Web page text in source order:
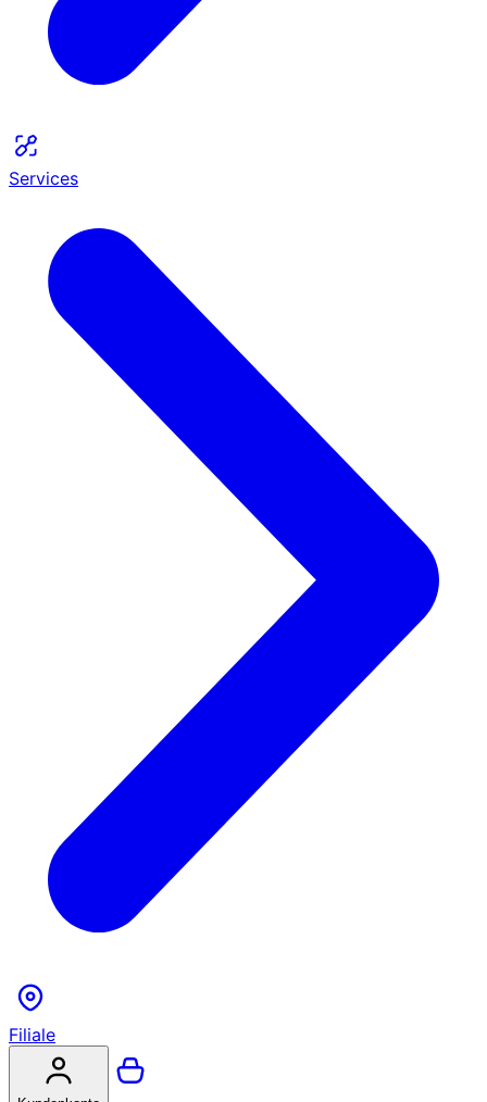
Services
Filiale